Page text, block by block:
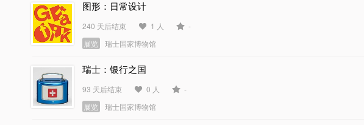
图形：日常设计
240 天后结束 1 人
-
展览
瑞士国家博物馆
瑞士：银行之国
93 天后结束 0 人
-
展览
瑞士国家博物馆